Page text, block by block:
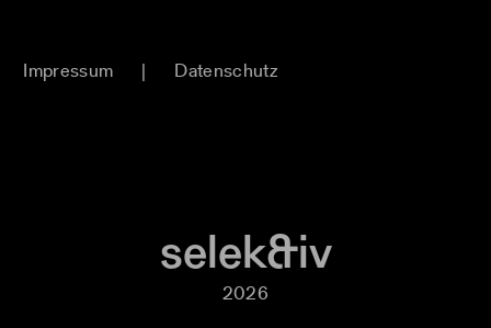
Impressum | Datenschutz
selek&iv
2026